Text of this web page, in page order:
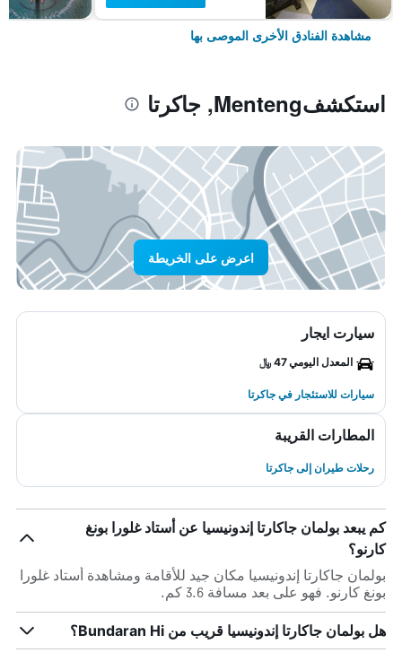
مشاهدة الفنادق الأخرى الموصى بها
استكشفMenteng, جاكرتا
اعرض على الخريطة
سيارت ايجار
المعدل اليومي 47 ﷼
سيارات للاستئجار في جاكرتا
المطارات القريبة
رحلات طيران إلى جاكرتا
كم يبعد بولمان جاكارتا إندونيسيا عن أستاد غلورا بونغ
كارنو؟
بولمان جاكارتا إندونيسيا مكان جيد للأقامة ومشاهدة أستاد غلورا
بونغ كارنو. فهو على بعد مسافة 3.6 كم.
هل بولمان جاكارتا إندونيسيا قريب من Bundaran Hi؟